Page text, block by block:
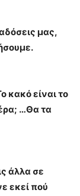
μας,
κακό είναι το
…Θα τα
άλλα σε
εκεί πού